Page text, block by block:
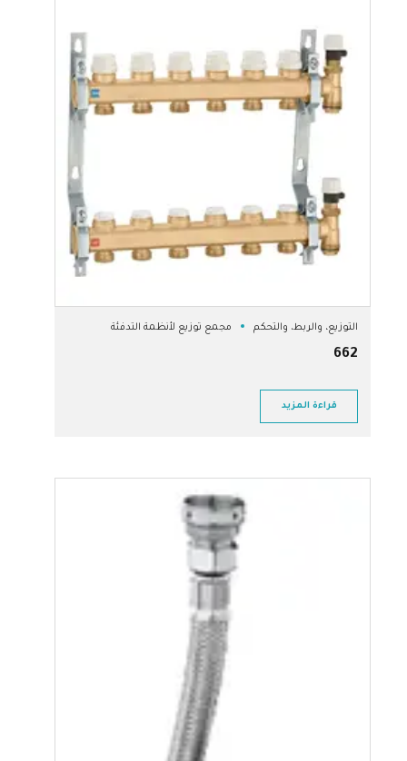
التوزيع، والربط، والتحكم مجمع توزيع لأنظمة التدفئة
662
قراءة المزيد